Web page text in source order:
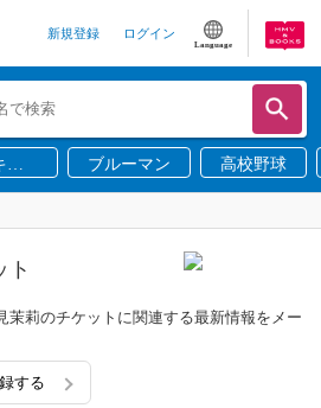
新規登録 ログイン
Language
ニ
ブルーマン 高校野球
ト
茉莉のチケットに関連する最新情報をメー
する